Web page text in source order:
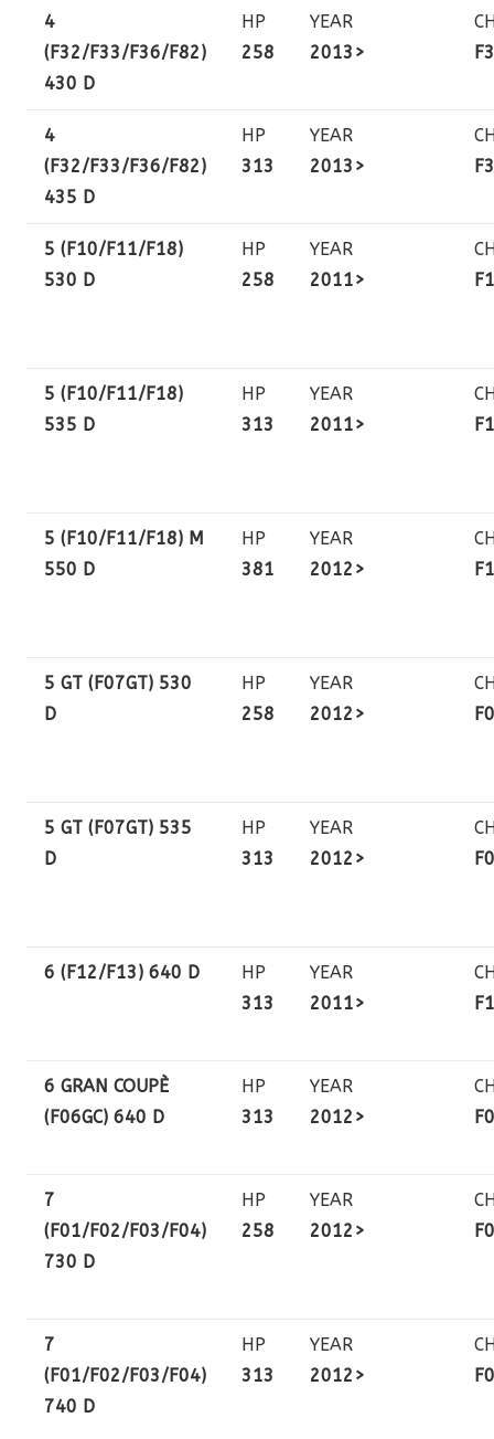
4
(F32/F33/F36/F82)
430 D
HP
258
YEAR
2013>
4
(F32/F33/F36/F82)
435 D
HP
313
YEAR
2013>
5 (F10/F11/F18)
530 D
HP
258
YEAR
2011>
5 (F10/F11/F18)
535 D
HP
313
YEAR
2011>
5 (F10/F11/F18) M
550 D
HP
381
YEAR
2012>
5 GT (F07GT) 530
D
HP
258
YEAR
2012>
5 GT (F07GT) 535
D
HP
313
YEAR
2012>
6 (F12/F13) 640 D
HP
313
YEAR
2011>
6 GRAN COUPÈ
(F06GC) 640 D
HP
313
YEAR
2012>
7
(F01/F02/F03/F04)
730 D
HP
258
YEAR
2012>
7
(F01/F02/F03/F04)
740 D
HP
313
YEAR
2012>